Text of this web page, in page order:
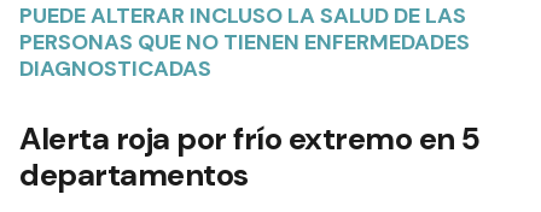
PUEDE ALTERAR INCLUSO LA SALUD DE LAS
PERSONAS QUE NO TIENEN ENFERMEDADES
DIAGNOSTICADAS
Alerta roja por frío extremo en 5
departamentos